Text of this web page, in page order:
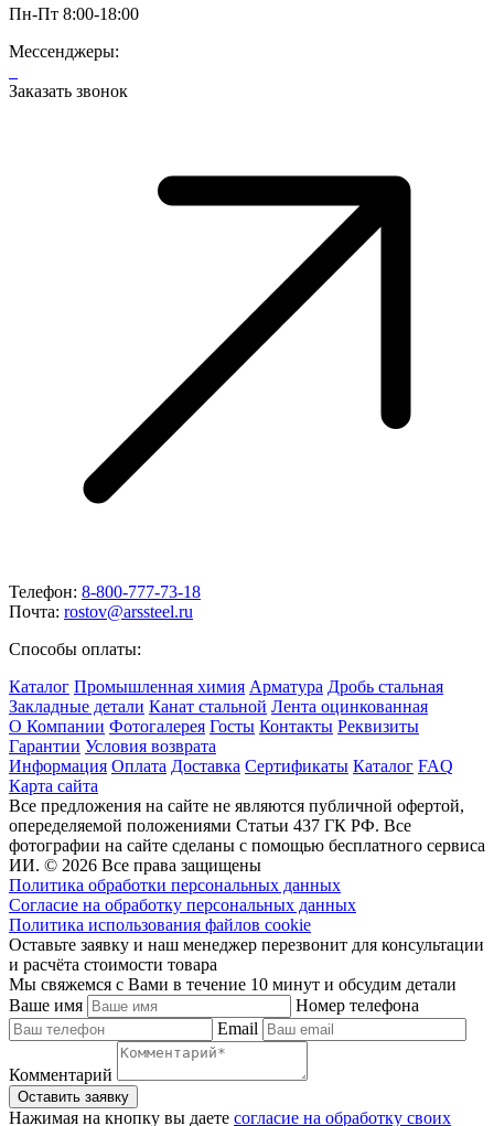
Пн-Пт 8:00-18:00
Мессенджеры:
Заказать звонок
Телефон: 8-800-777-73-18
Почта: rostov@arssteel.ru
Способы оплаты:
Каталог Промышленная химия Арматура Дробь стальная
Закладные детали Канат стальной Лента оцинкованная
О Компании Фотогалерея Госты Контакты Реквизиты
Гарантии Условия возврата
Информация Оплата Доставка Сертификаты Каталог FAQ
Карта сайта
Все предложения на сайте не являются публичной офертой,
опеределяемой положениями Статьи 437 ГК РФ. Все
фотографии на сайте сделаны с помощью бесплатного сервиса
ИИ. © 2026 Все права защищены
Политика обработки персональных данных
Согласие на обработку персональных данных
Политика использования файлов cookie
Оставьте заявку и наш менеджер перезвонит для консультации
и расчёта стоимости товара
Мы свяжемся с Вами в течение 10 минут и обсудим детали
Ваше имя
Номер телефона
Email
Комментарий
Нажимая на кнопку вы даете согласие на обработку своих